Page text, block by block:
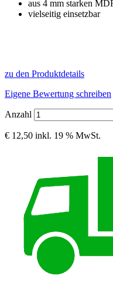
aus 4 mm starken
vielseitig einsetzbar
zu den Produktdetails
Eigene Bewertung schreiben
Anzahl
€ 12,50 inkl. 19 % MwSt.